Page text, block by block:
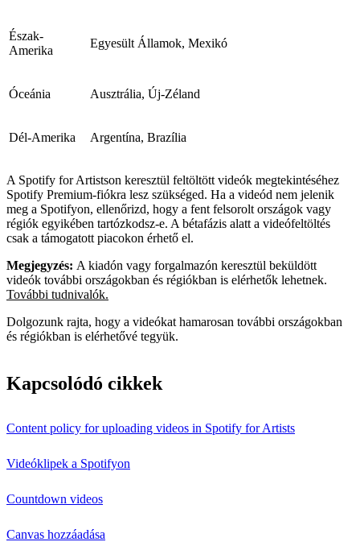
Észak-
Amerika
Egyesült Államok, Mexikó
Óceánia Ausztrália, Új-Zéland
Dél-Amerika Argentína, Brazília
A Spotify for Artistson keresztül feltöltött videók megtekintéséhez
Spotify Premium-fiókra lesz szükséged. Ha a videód nem jelenik
meg a Spotifyon, ellenőrizd, hogy a fent felsorolt országok vagy
régiók egyikében tartózkodsz-e. A bétafázis alatt a videófeltöltés
csak a támogatott piacokon érhető el.
Megjegyzés: A kiadón vagy forgalmazón keresztül beküldött
videók további országokban és régiókban is elérhetők lehetnek.
További tudnivalók.
Dolgozunk rajta, hogy a videókat hamarosan további országokban
és régiókban is elérhetővé tegyük.
Kapcsolódó cikkek
Content policy for uploading videos in Spotify for Artists
Videóklipek a Spotifyon
Countdown videos
Canvas hozzáadása